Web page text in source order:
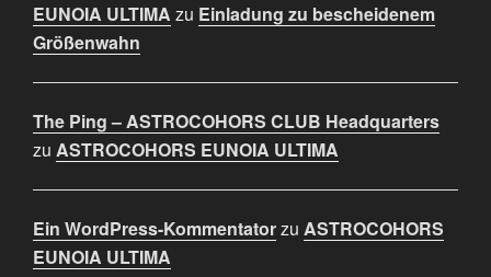
EUNOIA ULTIMA zu Einladung zu bescheidenem
Größenwahn
The Ping – ASTROCOHORS CLUB Headquarters
zu ASTROCOHORS EUNOIA ULTIMA
Ein WordPress-Kommentatorzu ASTROCOHORS
EUNOIA ULTIMA